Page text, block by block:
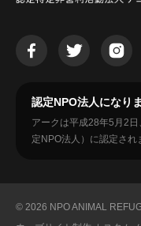
認定NPO法人になり
アークは平成28年5月2
定NPO法人）に認定され
© 2026 NPO ANIMAL